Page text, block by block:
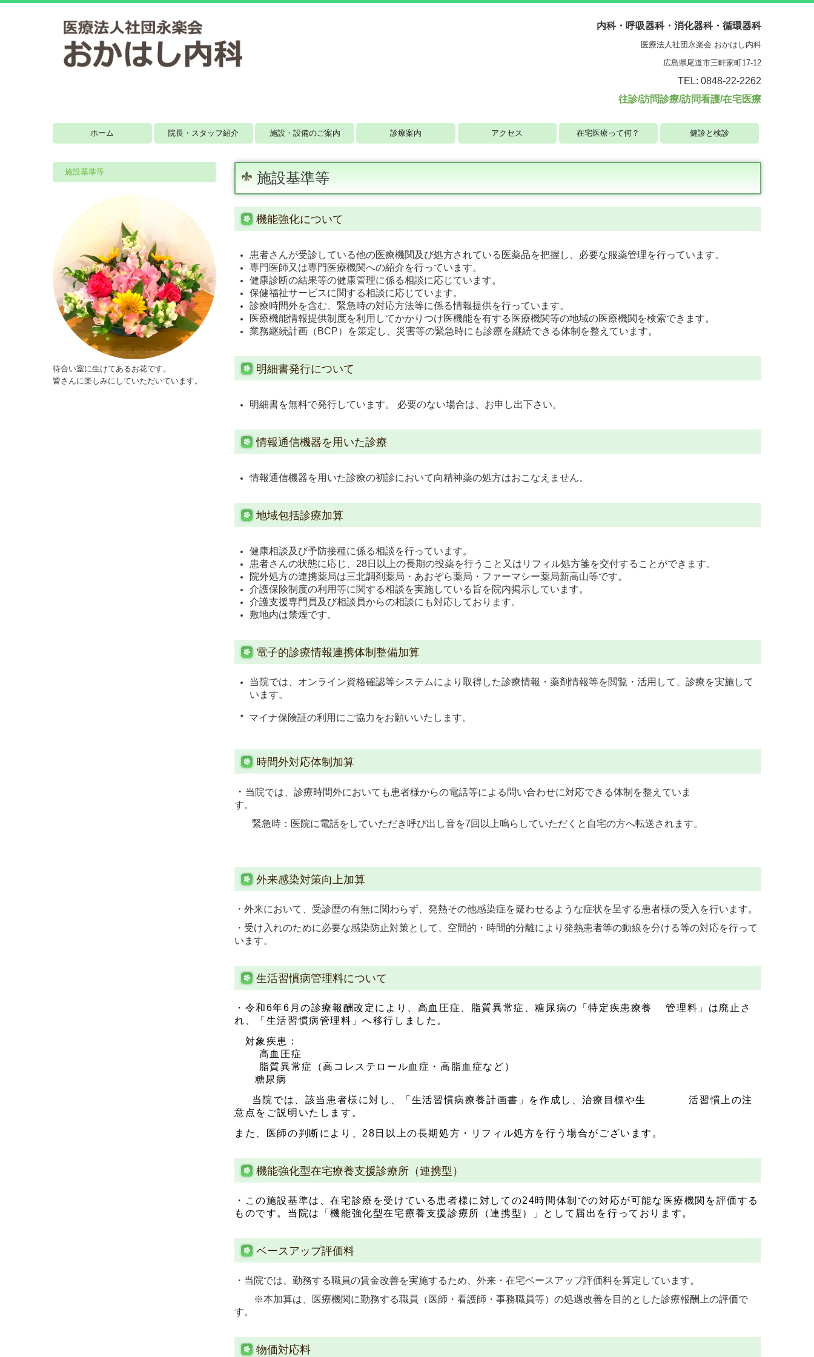
内科・呼吸器科・ 消化器科・ 循環器科
医療法人社団永楽会 おかはし内科
広島県尾道市三軒家町17-12
TEL: 0848-22-2262
往診/訪問診療/訪問看護/在宅医療
ホーム 院長・スタッフ紹介 施設・設備のご案内 診療案内 アクセス 在宅医療って何？ 健診と検診
施設基準等
待合い室に生けてあるお花です。
皆さんに楽しみにしていただいています。
施設基準等
機能強化について
患者さんが受診している他の医療機関及び処方されている医薬品を把握し、必要な服薬管理を行っています。
専門医師又は専門医療機関への紹介を行っています。
健康診断の結果等の健康管理に係る相談に応じています。
保健福祉サービスに関する相談に応じています。
診療時間外を含む、緊急時の対応方法等に係る情報提供を行っています。
医療機能情報提供制度を利用してかかりつけ医機能を有する医療機関等の地域の医療機関を検索できます。
業務継続計画（BCP）を策定し、災害等の緊急時にも診療を継続できる体制を整えています。
明細書発行について
明細書を無料で発行しています。 必要のない場合は、お申し出下さい。
情報通信機器を用いた診療
情報通信機器を用いた診療の初診において向精神薬の処方はおこなえません。
地域包括診療加算
健康相談及び予防接種に係る相談を行っています。
患者さんの状態に応じ、28日以上の長期の投薬を行うこと又はリフィル処方箋を交付することができます。
院外処方の連携薬局は三北調剤薬局・あおぞら薬局・ファーマシー薬局新高山等です。
介護保険制度の利用等に関する相談を実施している旨を院内掲示しています。
介護支援専門員及び相談員からの相談にも対応しております。
敷地内は禁煙です。
電子的診療情報連携体制整備加算
当院では、オンライン資格確認等システムにより取得した診療情報・薬剤情報等を閲覧・活用して、診療を実施して
います。
・ マイナ保険証の利用にご協力をお願いいたします。
時間外対応体制加算
・ 当院では、診療時間外においても患者様からの電話等による問い合わせに対応できる体制を整えていま
す。
緊急時：医院に電話をしていただき呼び出し音を7回以上鳴らしていただくと自宅の方へ転送されます。
外来感染対策向上加算
・外来において、受診歴の有無に関わらず、発熱その他感染症を疑わせるような症状を呈する患者様の受入を行います。
・受け入れのために必要な感染防止対策として、空間的・時間的分離により発熱患者等の動線を分ける等の対応を行って
います。
生活習慣病管理料について
・ 令和6年6月の診療報酬改定により、高血圧症、脂質異常症、糖尿病の「特定疾患療養 管理料」は廃止さ
れ、「生活習慣病管理料」へ移行しました。
対象疾患：
高血圧症
脂質異常症（高コレステロール血症・高脂血症など）
糖尿病
当院では、該当患者様に対し、「生活習慣病療養計画書」を作成し、治療目標や生 活習慣上の注
意点をご説明いたします。
また、医師の判断により、28日以上の長期処方・リフィル処方を行う場合がございます。
機能強化型在宅療養支援診療所（連携型）
・この施設基準は、在宅診療を受けている患者様に対しての24時間体制での対応が可能な医療機関を評価する
ものです。当院は「機能強化型在宅療養支援診療所（連携型）」として届出を行っております。
ベースアップ評価料
・当院では、勤務する職員の賃金改善を実施するため、外来・在宅ベースアップ評価料を算定しています。
※本加算は、医療機関に勤務する職員（医師・看護師・事務職員等）の処遇改善を目的とした診療報酬上の評価で
す。
物価対応料